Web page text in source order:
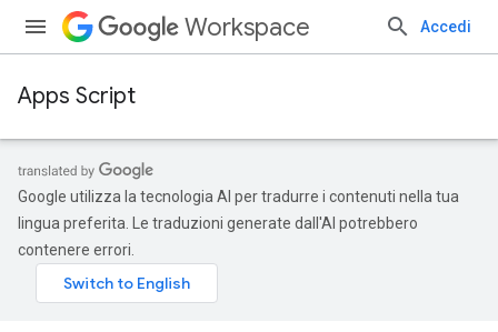
Workspace Accedi
Apps Script
Google utilizza la tecnologia AI per tradurre i contenuti nella tua
lingua preferita. Le traduzioni generate dall'AI potrebbero
contenere errori.